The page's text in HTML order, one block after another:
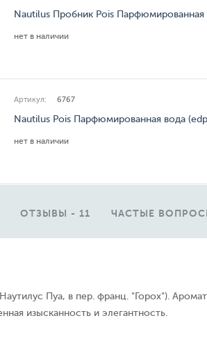
Nautilus Пробник Pois Парфюмированная
нет в наличии
Артикул: 6767
Nautilus Pois Парфюмированная вода
нет в наличии
ОТЗЫВЫ - 11 ЧАСТЫЕ
Пуа, в пер. франц. "Горох").
изысканность и элегантность.